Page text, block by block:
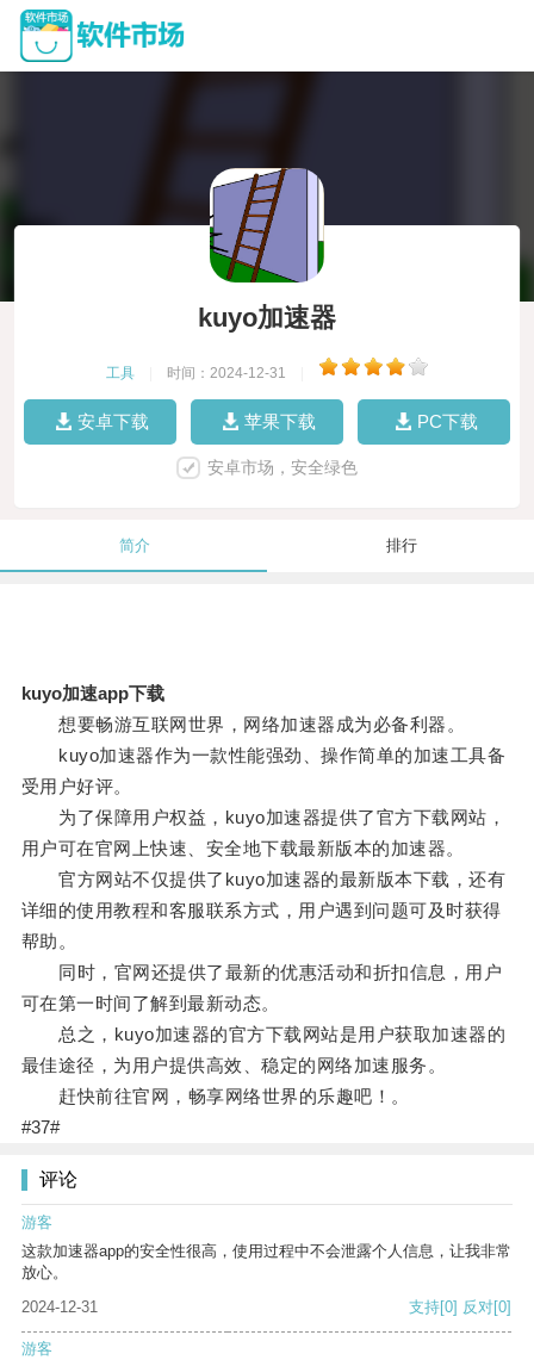
kuyo加速器
工具 时间：2024-12-31
安卓下载 苹果下载 PC下载
安卓市场，安全绿色
简介 排行
kuyo加速app下载
想要畅游互联网世界，网络加速器成为必备利器。
kuyo加速器作为一款性能强劲、操作简单的加速工具备
受用户好评。
为了保障用户权益，kuyo加速器提供了官方下载网站，
用户可在官网上快速、安全地下载最新版本的加速器。
官方网站不仅提供了kuyo加速器的最新版本下载，还有
详细的使用教程和客服联系方式，用户遇到问题可及时获得
帮助。
同时，官网还提供了最新的优惠活动和折扣信息，用户
可在第一时间了解到最新动态。
总之，kuyo加速器的官方下载网站是用户获取加速器的
最佳途径，为用户提供高效、稳定的网络加速服务。
赶快前往官网，畅享网络世界的乐趣吧！。
#37#
评论
游客
这款加速器app的安全性很高，使用过程中不会泄露个人信息，让我非常
放心。
2024-12-31
支持[0] 反对[0]
游客